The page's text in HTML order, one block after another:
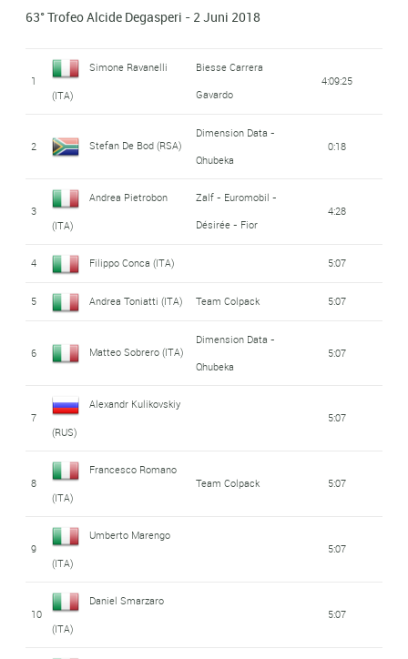
63° Trofeo Alcide Degasperi - 2 Juni 2018
1
Simone Ravanelli
(ITA)
Biesse Carrera
Gavardo
4:09:25
2 Stefan De Bod (RSA)
Dimension Data -
Qhubeka
0:18
3
Andrea Pietrobon
(ITA)
Zalf - Euromobil -
Désirée - Fior
4:28
4 Filippo Conca (ITA) 5:07
5 Andrea Toniatti (ITA) Team Colpack 5:07
6 Matteo Sobrero (ITA)
Dimension Data -
Qhubeka
5:07
7
Alexandr Kulikovskiy
(RUS)
5:07
8
Francesco Romano
(ITA)
Team Colpack 5:07
9
Umberto Marengo
(ITA)
5:07
10
Daniel Smarzaro
(ITA)
5:07